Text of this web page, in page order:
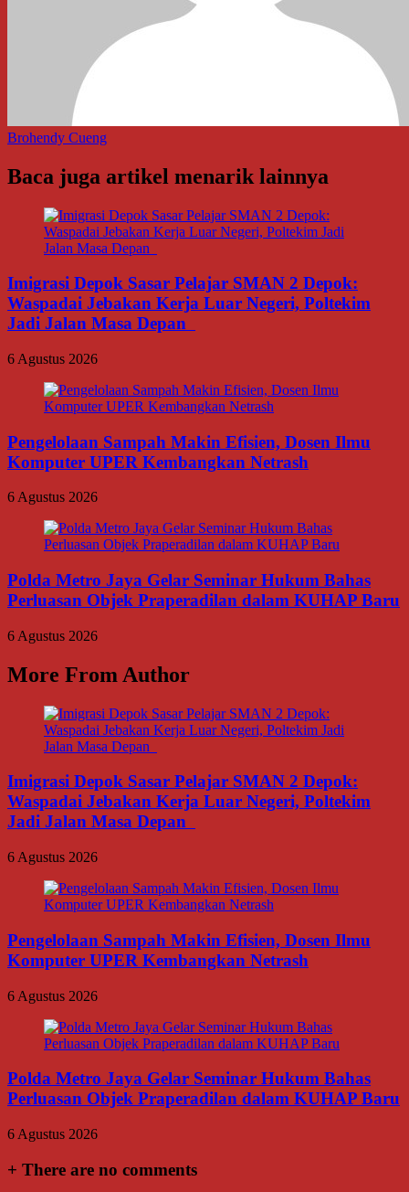
Brohendy Cueng
Baca juga artikel menarik lainnya
Imigrasi Depok Sasar Pelajar SMAN 2 Depok:
Waspadai Jebakan Kerja Luar Negeri, Poltekim
Jadi Jalan Masa Depan
6 Agustus 2026
Pengelolaan Sampah Makin Efisien, Dosen Ilmu
Komputer UPER Kembangkan Netrash
6 Agustus 2026
Polda Metro Jaya Gelar Seminar Hukum Bahas
Perluasan Objek Praperadilan dalam KUHAP Baru
6 Agustus 2026
More From Author
Imigrasi Depok Sasar Pelajar SMAN 2 Depok:
Waspadai Jebakan Kerja Luar Negeri, Poltekim
Jadi Jalan Masa Depan
6 Agustus 2026
Pengelolaan Sampah Makin Efisien, Dosen Ilmu
Komputer UPER Kembangkan Netrash
6 Agustus 2026
Polda Metro Jaya Gelar Seminar Hukum Bahas
Perluasan Objek Praperadilan dalam KUHAP Baru
6 Agustus 2026
+ There are no comments